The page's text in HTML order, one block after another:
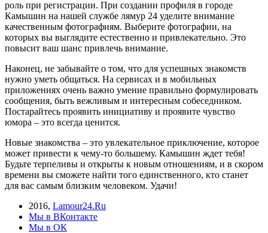
роль при регистрации. При создании профиля в городе
Камышин на нашей службе лямур 24 уделите внимание
качественным фотографиям. Выберите фотографии, на
которых вы выглядите естественно и привлекательно. Это
повысит ваш шанс привлечь внимание.
Наконец, не забывайте о том, что для успешных знакомств
нужно уметь общаться. На сервисах и в мобильных
приложениях очень важно умение правильно формулировать
сообщения, быть вежливым и интересным собеседником.
Постарайтесь проявить инициативу и проявите чувство
юмора – это всегда ценится.
Новые знакомства – это увлекательное приключение, которое
может привести к чему-то большему. Камышин ждет тебя!
Будьте терпеливы и открыты к новым отношениям, и в скором
времени вы сможете найти того единственного, кто станет
для вас самым близким человеком. Удачи!
2016, Lamour24.Ru
Мы в ВКонтакте
Мы в ОК